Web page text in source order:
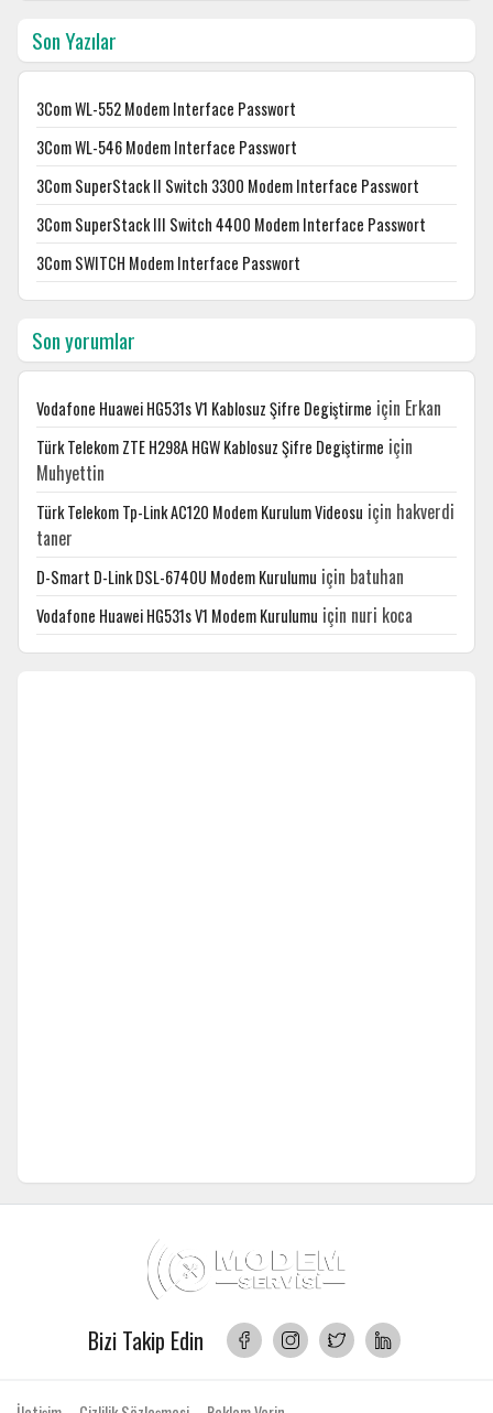
Son Yazılar
3Com WL-552 Modem Interface Passwort
3Com WL-546 Modem Interface Passwort
3Com SuperStack II Switch 3300 Modem Interface Passwort
3Com SuperStack III Switch 4400 Modem Interface Passwort
3Com SWITCH Modem Interface Passwort
Son yorumlar
Vodafone Huawei HG531s V1 Kablosuz Şifre Degiştirme için Erkan
Türk Telekom ZTE H298A HGW Kablosuz Şifre Degiştirme için
Muhyettin
Türk Telekom Tp-Link AC120 Modem Kurulum Videosu için hakverdi
taner
D-Smart D-Link DSL-6740U Modem Kurulumu için batuhan
Vodafone Huawei HG531s V1 Modem Kurulumu için nuri koca
Bizi Takip Edin